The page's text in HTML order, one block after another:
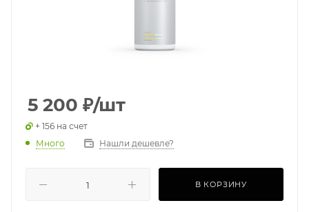
5 200 ₽/шт
+ 156 на счет
Много
Нашли дешевле?
В КОРЗИНУ